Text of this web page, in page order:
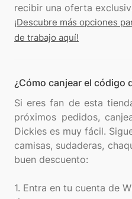
¡Descubre más opciones
de trabajo aquí!
¿Cómo canjear el código
Si eres fan de esta
próximos pedidos,
Dickies es muy fácil.
camisas, sudaderas,
buen descuento:
1. Entra en tu cuenta de